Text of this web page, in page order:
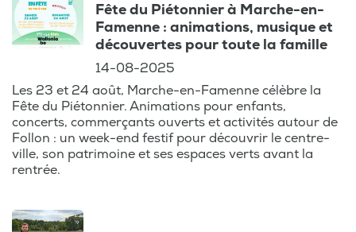
Fête du Piétonnier à Marche-en-
Famenne : animations, musique et
découvertes pour toute la famille
14-08-2025
Les 23 et 24 août, Marche-en-Famenne célèbre la
Fête du Piétonnier. Animations pour enfants,
concerts, commerçants ouverts et activités autour de
Follon : un week-end festif pour découvrir le centre-
ville, son patrimoine et ses espaces verts avant la
rentrée.